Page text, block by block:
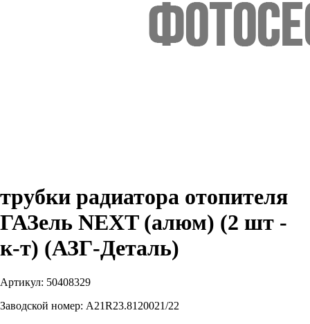
трубки радиатора отопителя
ГАЗель NEXT (алюм) (2 шт -
к-т) (АЗГ-Деталь)
Артикул: 50408329
Заводской номер: A21R23.8120021/22